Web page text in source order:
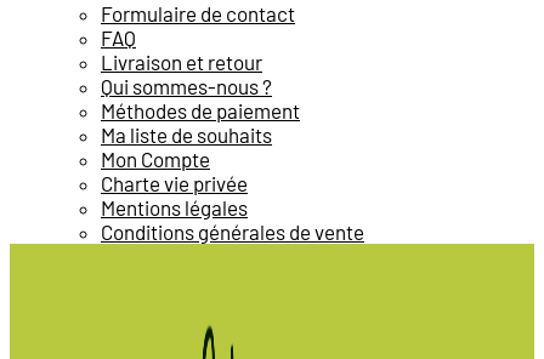
Formulaire de contact
FAQ
Livraison et retour
Qui sommes-nous ?
Méthodes de paiement
Ma liste de souhaits
Mon Compte
Charte vie privée
Mentions légales
Conditions générales de vente